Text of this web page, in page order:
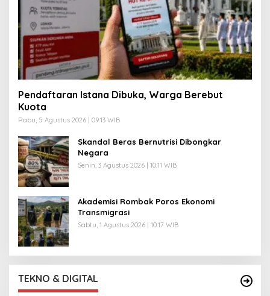
Pendaftaran Istana Dibuka, Warga Berebut
Kuota
Rabu, 5 Agustus 2026 | 09:13 WIB
Skandal Beras Bernutrisi Dibongkar
Negara
Senin, 3 Agustus 2026 | 10:11 WIB
Akademisi Rombak Poros Ekonomi
Transmigrasi
Sabtu, 1 Agustus 2026 | 10:17 WIB
TEKNO & DIGITAL